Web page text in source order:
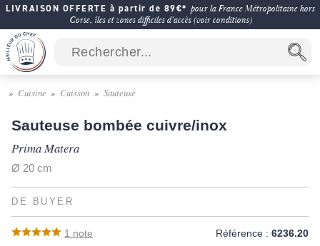
LIVRAISON OFFERTE à partir de 89€* pour la France Métropolitaine hors
Corse, îles et zones difficiles d'accès (voir conditions)
Cuisine Cuisson Sauteuse
Sauteuse bombée cuivre/inox
Prima Matera
Ø 20 cm
DE BUYER
1 note Référence : 6236.20